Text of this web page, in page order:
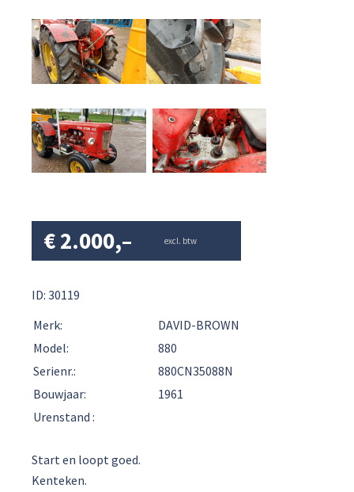
€2.000,– excl. btw
ID: 30119
Merk:
DAVID-BROWN
Model:
880
Serienr.:
880CN35088N
Bouwjaar:
1961
Urenstand :
Start en loopt goed.
Kenteken.